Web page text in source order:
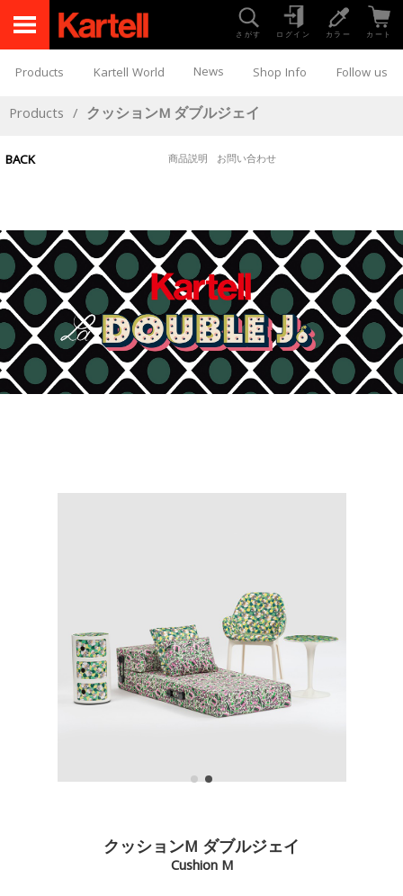
さがす ログイン カラー カート
Products Kartell World News Shop Info Follow us
Products / クッションM ダブルジェイ
BACK 商品説明 お問い合わせ
クッションM ダブルジェイ
Cushion M